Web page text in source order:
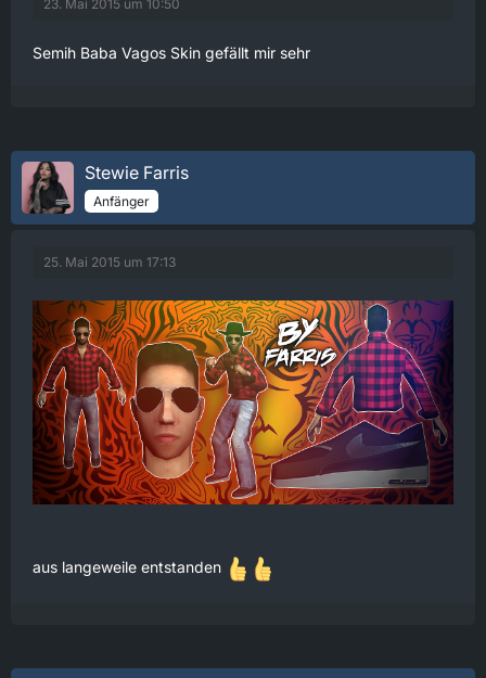
23. Mai 2015 um 10:50
Semih Baba Vagos Skin gefällt mir sehr
Stewie Farris
Anfänger
25. Mai 2015 um 17:13
aus langeweile entstanden